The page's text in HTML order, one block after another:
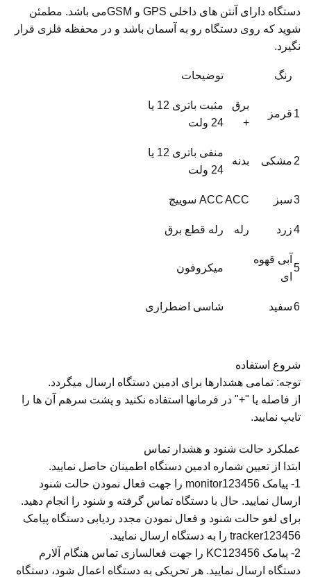
دستگاه دارای آنتن های داخلی GPS و GSMمی باشد. مطمئن
شوید که روی دستگاه رو به آسمان باشد و در محفظه فلزی قرار
نگیرد.
رنگ توضیحات
1 قرمز
برق
+
مثبت باتری 12 یا
24 ولت
2 مشکی بدنه
منفی باتری 12 یا
24 ولت
3سبز ACCACC سوییچ
4زرد رله رله قطع برق
5
آبی قهوه
ای
میکروفون
6سفید شاسی اضطراری
شروع استفاده
توجه: تمامی هشدارها برای ادمین دستگاه ارسال میگردد.
از فاصله یا "+" در فرمانها استفاده نکنید و پشت سرهم آن ها را
تایپ نمایید.
عملکرد حالت شنود و هشدار تماس
ابتدا از تعیین شماره ادمین دستگاه اطمینان حاصل نمایید.
1- پیامک monitor123456 را جهت فعال نمودن حالت شنود
ارسال نمایید. حال با دستگاه تماس گرفته و شنود را انجام دهید.
برای لغو حالت شنود و فعال نمودن مجدد ردیابی دستگاه پیامک
tracker123456 را به دستگاه ارسال نمایید.
2- پیامک KC123456 را جهت فعالسازی تماس هنگام آلارم
دستگاه ارسال نمایید. هر تحریکی به دستگاه اعمال شود، دستگاه